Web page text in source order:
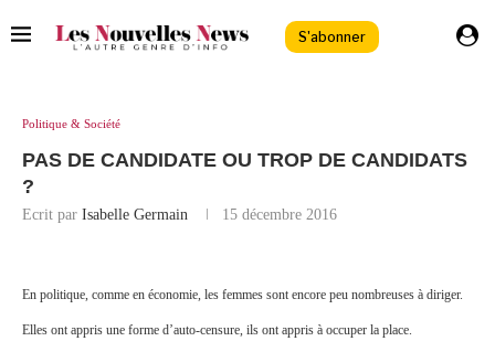
S'abonner
Politique & Société
PAS DE CANDIDATE OU TROP DE CANDIDATS
?
Ecrit par Isabelle Germain 15 décembre 2016
En politique, comme en économie, les femmes sont encore peu nombreuses à diriger.
Elles ont appris une forme d’auto-censure, ils ont appris à occuper la place.